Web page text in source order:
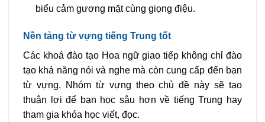
biểu cảm gương mặt cùng giọng điệu.
Nền tảng từ vựng tiếng Trung tốt
Các khoá đào tạo Hoa ngữ giao tiếp không chỉ đào
tạo khả năng nói và nghe mà còn cung cấp đến bạn
từ vựng. Nhóm từ vựng theo chủ đề này sẽ tạo
thuận lợi để bạn học sâu hơn về tiếng Trung hay
tham gia khóa học viết, đọc.